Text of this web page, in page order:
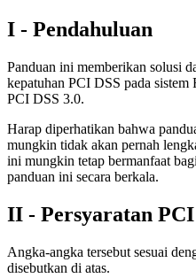
I - Pendahuluan
Panduan ini memberikan solusi
kepatuhan PCI DSS pada sistem
PCI DSS 3.0.
Harap diperhatikan bahwa
mungkin tidak akan pernah
ini mungkin tetap bermanfaat
panduan ini secara berkala.
II - Persyaratan PCI
Angka-angka tersebut sesuai
disebutkan di atas.